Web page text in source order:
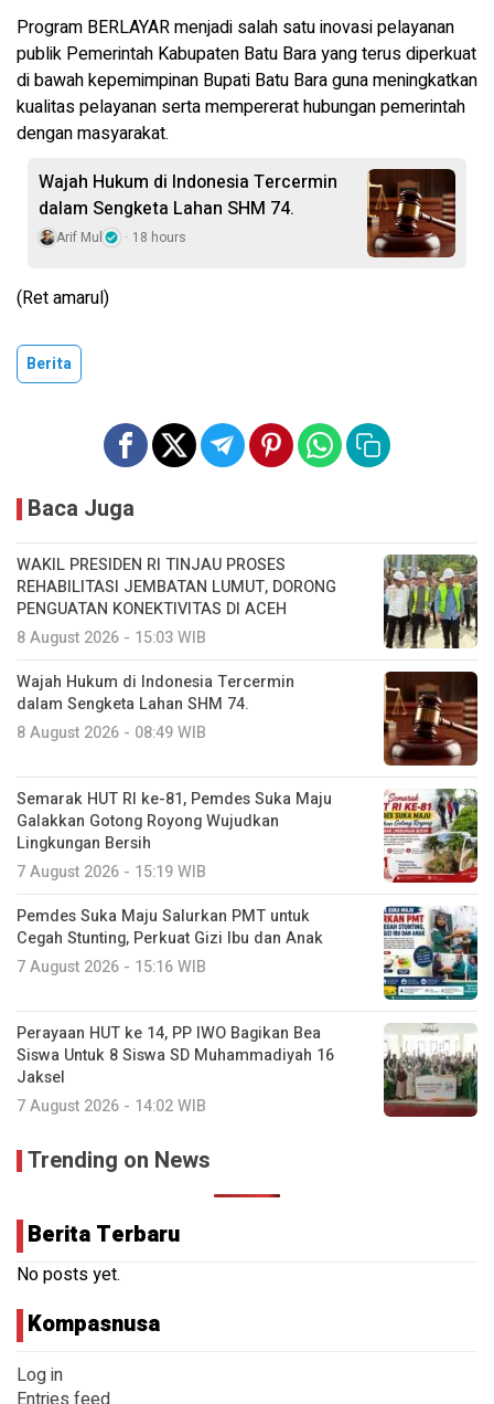
Program BERLAYAR menjadi salah satu inovasi pelayanan
publik Pemerintah Kabupaten Batu Bara yang terus diperkuat
di bawah kepemimpinan Bupati Batu Bara guna meningkatkan
kualitas pelayanan serta mempererat hubungan pemerintah
dengan masyarakat.
Wajah Hukum di Indonesia Tercermin
dalam Sengketa Lahan SHM 74.
Arif Mul 18 hours
(Ret amarul)
Berita
Baca Juga
WAKIL PRESIDEN RI TINJAU PROSES
REHABILITASI JEMBATAN LUMUT, DORONG
PENGUATAN KONEKTIVITAS DI ACEH
8 August 2026 - 15:03 WIB
Wajah Hukum di Indonesia Tercermin
dalam Sengketa Lahan SHM 74.
8 August 2026 - 08:49 WIB
Semarak HUT RI ke-81, Pemdes Suka Maju
Galakkan Gotong Royong Wujudkan
Lingkungan Bersih
7 August 2026 - 15:19 WIB
Pemdes Suka Maju Salurkan PMT untuk
Cegah Stunting, Perkuat Gizi Ibu dan Anak
7 August 2026 - 15:16 WIB
Perayaan HUT ke 14, PP IWO Bagikan Bea
Siswa Untuk 8 Siswa SD Muhammadiyah 16
Jaksel
7 August 2026 - 14:02 WIB
Trending on News
Berita Terbaru
No posts yet.
Kompasnusa
Log in